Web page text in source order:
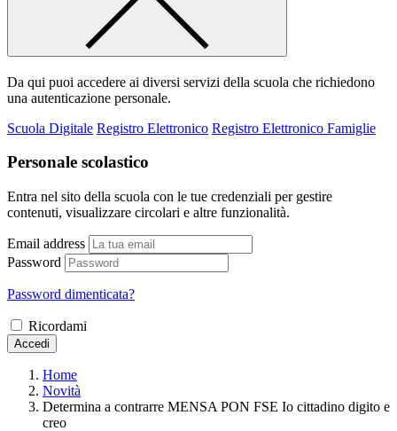
Da qui puoi accedere ai diversi servizi della scuola che richiedono
una autenticazione personale.
Scuola Digitale Registro Elettronico Registro Elettronico Famiglie
Personale scolastico
Entra nel sito della scuola con le tue credenziali per gestire
contenuti, visualizzare circolari e altre funzionalità.
Email address
Password
Password dimenticata?
Ricordami
Accedi
Home
Novità
Determina a contrarre MENSA PON FSE Io cittadino digito e
creo